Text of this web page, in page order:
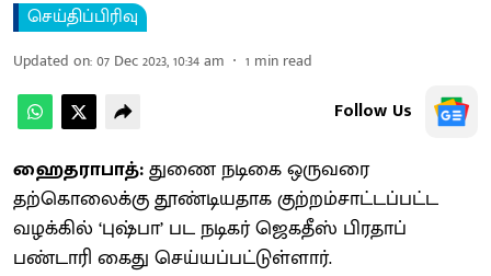
செய்திப்பிரிவு
Updated on:07 Dec 2023, 10:34 am 1 min read
Follow Us
ஹைதராபாத்:துணை நடிகை ஒருவரை
தற்கொலைக்கு தூண்டியதாக குற்றம்சாட்டப்பட்ட
வழக்கில் ‘புஷ்பா’ பட நடிகர் ஜெகதீஸ் பிரதாப்
பண்டாரி கைது செய்யப்பட்டுள்ளார்.